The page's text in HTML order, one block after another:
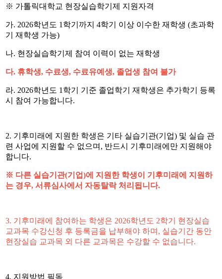
※ 가톨릭대학교 현장실습학기제 지원자격
가. 2026학년도 1 학기까지 4학기 이상 이수한 재학생 (초과학
기 재학생 가능)
나. 현장실습학기제 참여 이력이 없는 재학생
다. 휴학생, 수료생, 수료유예생, 졸업생 참여 불가
라. 2026학년도 1 학기 기준 졸업학기 재학생은 추가학기 등록
시 참여 가능합니다.
2. 기후미래에 지원한 학생은 기타 실습기관(기업) 및 실습 관
련 사업에 지원할 수 없으며 , 반드시 기후미래에만 지원해야
합니다.
※ 다른 실습기관(기업)에 지원한 학생이 기후미래에 지원하
는 경우, 서류심사에서 자동탈락 처리됩니다.
3. 기후미래에 참여하는 학생은 2026학년도 2학기 현장실습
교과목 수강신청 후 등록금을 납부해야 하며 , 실습기간 동안
현장실습 교과목 외 다른 교과목은 수강할 수 없습니다.
4. 지원방법 필독